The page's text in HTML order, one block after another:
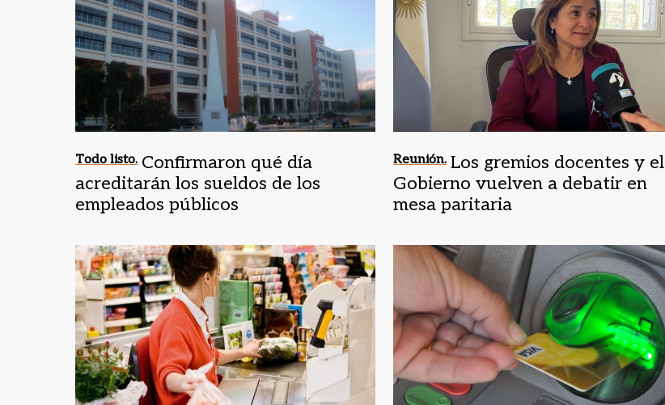
Todo listo. Confirmaron qué día
acreditarán los sueldos de los
empleados públicos
Reunión. Los gremios docentes y el
Gobierno vuelven a debatir en
mesa paritaria